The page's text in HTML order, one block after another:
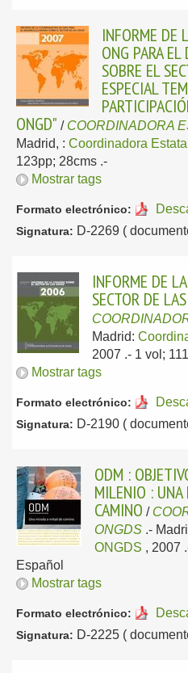
INFORME DE
ONG PARA EL
SOBRE EL
ESPECIAL
ONGD" / COORDINADORA
Madrid, : Coordinadora
123pp; 28cms .-
Mostrar tags
Formato electrónico:
Signatura: D-2269 (
INFORME DE
SECTOR DE
Madrid:
2007 .- 1 vol;
Mostrar tags
Formato electrónico:
Signatura: D-2190 (
ODM :
MILENIO : UNA
CAMINO /
ONGDS .-
ONGDS , 2007
Español
Mostrar tags
Formato electrónico:
Signatura: D-2225 (